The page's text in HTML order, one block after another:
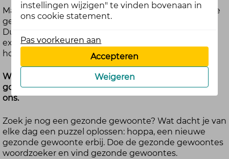
Maar er zijn nog veel meer mogelijkheden. Probeer je
gezonde gewoonte zo specifiek mogelijk te maken.
Dus niet “meer water drinken”, maar “elke dag één
extra glas water drinken”. Zo is het makkelijker vol te
houden, omdat je precies weet wat je gaat doen.
Wat is jouw gezonde gewoonte? Iets kleins dat jou
goed doet en je dag net fijner maakt. Deel het met
ons.
Zoek je nog een gezonde gewoonte? Wat dacht je van
elke dag een puzzel oplossen: hoppa, een nieuwe
gezonde gewoonte erbij. Doe de gezonde gewoontes
woordzoeker en vind gezonde gewoontes.
instellingen wijzigen" te vinden bovenaan in
ons cookie statement.
Pas voorkeuren aan
Accepteren
Weigeren